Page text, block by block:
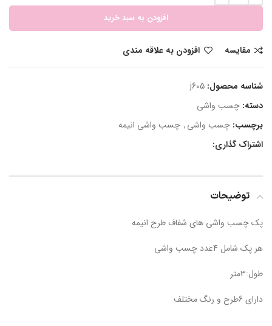
افزودن به سبد خرید
مقایسه افزودن به علاقه مندی
شناسه محصول: j605
دسته: چسب واشی
برچسب: چسب واشی, چسب واشی انیمه
اشتراک گذاری:
توضیحات
پک چسب واشی های شفاف طرح انیمه
هر پک شامل 4عدد چسب واشی
طول:3متر
دارای 6طرح و رنگ مختلف